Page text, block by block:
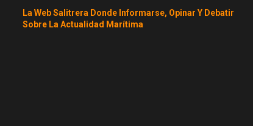
La Web Salitrera Donde Informarse, Opinar Y Debatir
Sobre La Actualidad Marítima